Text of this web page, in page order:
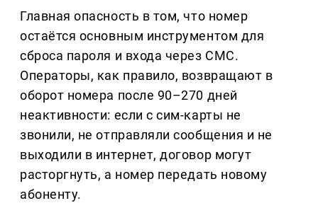
Главная опасность в том, что номер
остаётся основным инструментом для
сброса пароля и входа через СМС.
Операторы, как правило, возвращают в
оборот номера после 90–270 дней
неактивности: если с сим-карты не
звонили, не отправляли сообщения и не
выходили в интернет, договор могут
расторгнуть, а номер передать новому
абоненту.